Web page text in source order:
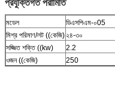
প্রযুক্তিগত পরামিতি
মডেল ডিএসপিএম-০05
মিশ্র পরিমাণ/লট ((কেজি)২৪-৩০
সজ্জিত শক্তি ((kw)
2.2
ওজন ((কেজি)
250